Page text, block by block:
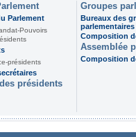
Parlement
Pouvoirs
présidents
présidents
Groupes
Bureaux des
parlementaires
Composition
Assemblée
Composition